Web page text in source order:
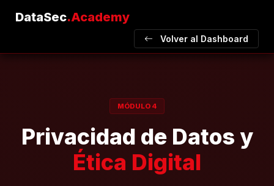
DataSec.Academy
Volver al Dashboard
MÓDULO 4
Privacidad de Datos y
Ética Digital